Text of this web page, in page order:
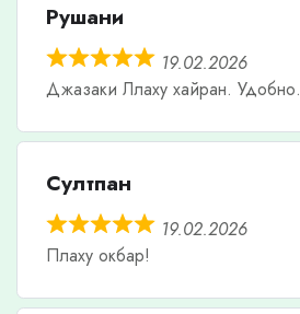
Рушани
19.02.2026
Джазаки Ллаху хайран. Удобно.
Султпан
19.02.2026
Плаху окбар!